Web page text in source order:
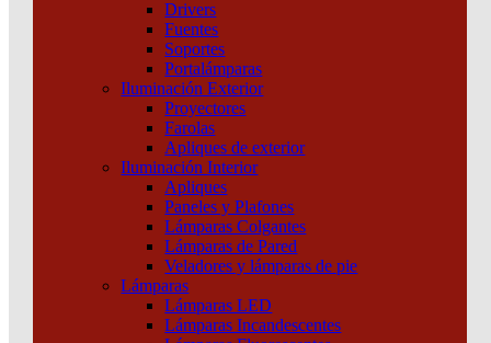
Drivers
Fuentes
Soportes
Portalámparas
Iluminación Exterior
Proyectores
Farolas
Apliques de exterior
Iluminación Interior
Apliques
Paneles y Plafones
Lámparas Colgantes
Lámparas de Pared
Veladores y lámparas de pie
Lámparas
Lámparas LED
Lámparas Incandescentes
Productos relacionados